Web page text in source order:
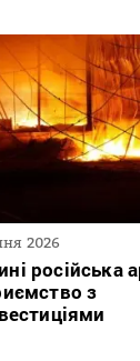
2026
російська
з